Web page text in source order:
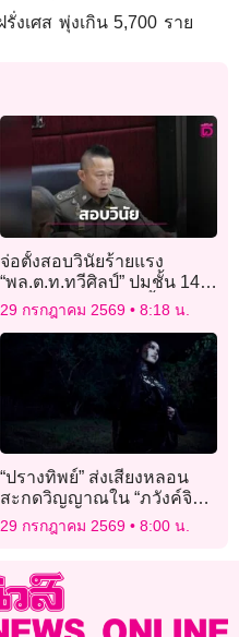
เศส พุ่งเกิน 5,700 ราย
จ่อตั้งสอบวินัยร้ายแรง
“พล.ต.ท.ทวีศิลป์” ปมชั้น 14
หลังคณะกรรมการชี้เข้าข่าย
ผิดจริยธรรม
29 กรกฎาคม 2569 8:18 น.
“ปรางทิพย์” ส่งเสียงหลอน
สะกดวิญญาณใน “ภวังค์จิต”
เพลงประกอบ “คำสารภาพ
ของหมอผี”
29 กรกฎาคม 2569 8:00 น.